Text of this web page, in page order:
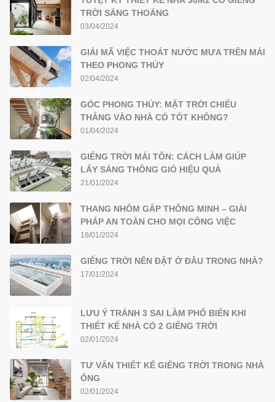
TRỜI SÁNG THOÁNG
03/04/2024
GIẢI MÃ VIỆC THOÁT NƯỚC MƯA TRÊN MÁI
THEO PHONG THỦY
02/04/2024
GÓC PHONG THỦY: MẶT TRỜI CHIẾU
THẲNG VÀO NHÀ CÓ TỐT KHÔNG?
01/04/2024
GIẾNG TRỜI MÁI TÔN: CÁCH LÀM GIÚP
LẤY SÁNG THÔNG GIÓ HIỆU QUẢ
21/01/2024
THANG NHÔM GẤP THÔNG MINH – GIẢI
PHÁP AN TOÀN CHO MỌI CÔNG VIỆC
18/01/2024
GIẾNG TRỜI NÊN ĐẶT Ở ĐÂU TRONG NHÀ?
17/01/2024
LƯU Ý TRÁNH 3 SAI LẦM PHỔ BIẾN KHI
THIẾT KẾ NHÀ CÓ 2 GIẾNG TRỜI
02/01/2024
TƯ VẤN THIẾT KẾ GIẾNG TRỜI TRONG NHÀ
ỐNG
02/01/2024